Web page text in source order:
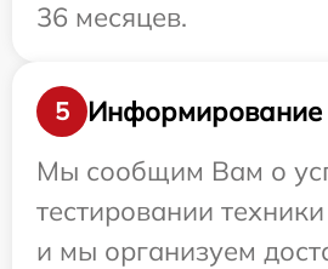
36 месяцев.
5
Информирование
Мы сообщим Вам о
тестировании
и мы организуем